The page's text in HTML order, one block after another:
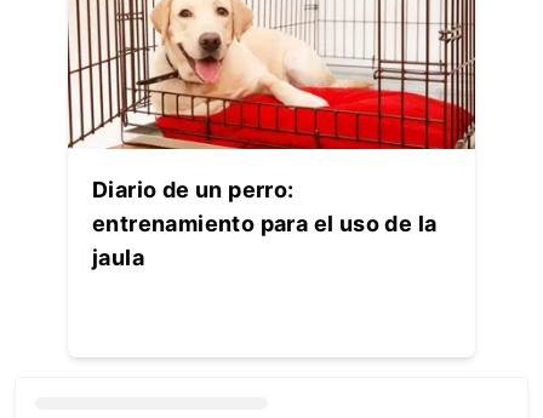
Diario de un perro:
entrenamiento para el uso de la
jaula